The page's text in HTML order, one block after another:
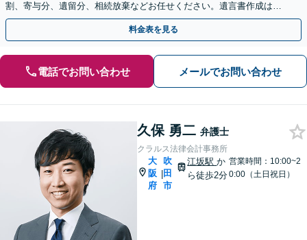
割、寄与分、遺留分、相続放棄などお任せください。遺言書作成は自
宅訪問にも対応。【税理士や司法書士とも連携】
料金表を見る
電話でお問い合わせ メールでお問い合わせ
久保 勇二 弁護士
クラルス法律会計事務所
大
阪
府
|
吹
田
市
江坂駅か
ら徒歩2分
営業時間：10:00~2
0:00（土日祝日）